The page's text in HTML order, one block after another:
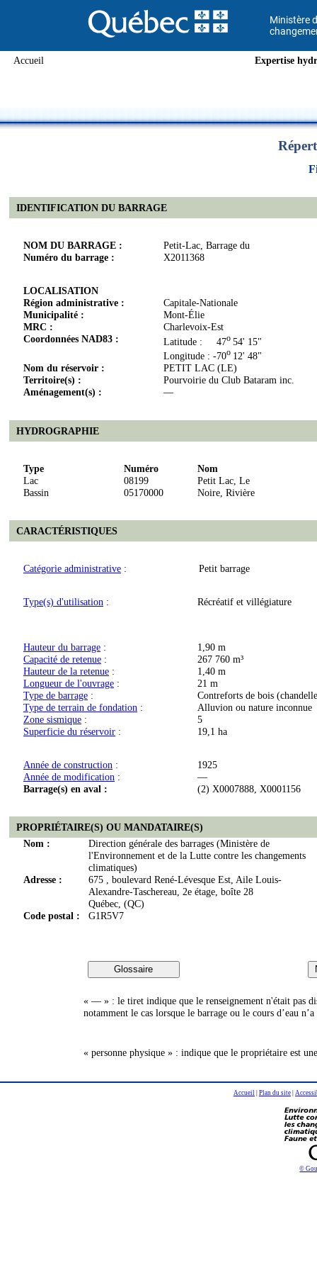
Ministère
Accueil Expertise
IDENTIFICATION DU BARRAGE
NOM DU BARRAGE :
Petit-Lac, Barrage du
Numéro du barrage :
X2011368
LOCALISATION
Région administrative :
Capitale-Nationale
Municipalité :
Mont-Élie
MRC :
Charlevoix-Est
Coordonnées NAD83 :
Latitude : 47o 54' 15"
Longitude : -70o 12' 48"
Nom du réservoir :
PETIT LAC (LE)
Territoire(s) :
Pourvoirie du Club Bataram inc.
Aménagement(s) :
—
HYDROGRAPHIE
Type Numéro
Nom
Lac
08199
Petit Lac, Le
Bassin
05170000 Noire, Rivière
CARACTÉRISTIQUES
Catégorie administrative : Petit barrage
Type(s) d'utilisation : Récréatif et villégiature
Hauteur du barrage :
1,90 m
Capacité de retenue :
267 760 m³
Hauteur de la retenue :
1,40 m
Longueur de l'ouvrage :
21 m
Type de barrage :
Contreforts de bois
Type de terrain de fondation :
Alluvion ou nature inconnue
Zone sismique :
5
Superficie du réservoir : 19,1 ha
Année de construction :
1925
Année de modification :
—
Barrage(s) en aval :
(2) X0007888, X0001156
PROPRIÉTAIRE(S) OU MANDATAIRE(S)
Nom :
Direction générale des barrages (Ministère de
l'Environnement et de la Lutte contre les changements
climatiques)
Adresse :
675 , boulevard René-Lévesque Est, Aile Louis-
Alexandre-Taschereau, 2e étage, boîte 28
Québec, (QC)
Code postal :
G1R5V7
« — » : le tiret indique que le renseignement n'était pas
notamment le cas lorsque le barrage ou le cours d’eau
« personne physique » : indique que le propriétaire est
Accueil Plan du site
©